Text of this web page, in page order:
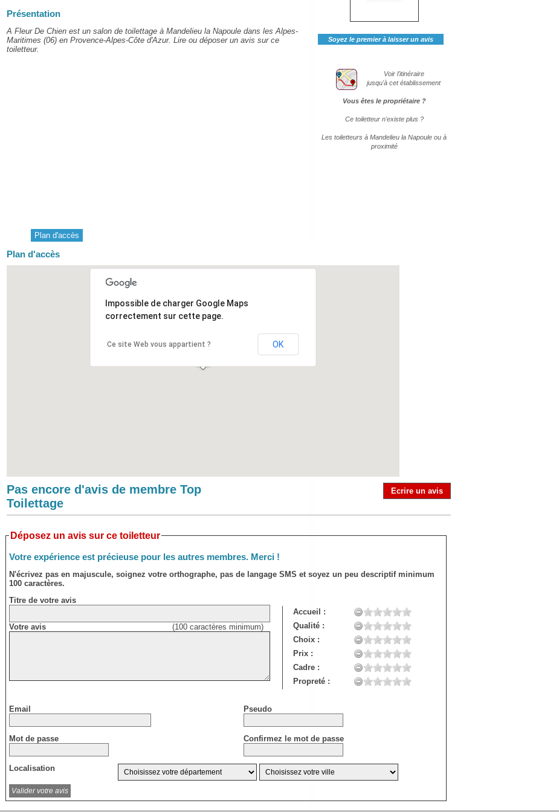
Présentation
A Fleur De Chien est un salon de toilettage à Mandelieu la Napoule dans les Alpes-
Maritimes (06) en Provence-Alpes-Côte d'Azur. Lire ou déposer un avis sur ce
toiletteur.
Soyez le premier à laisser un avis
Voir l'itinéraire
jusqu'à cet établissement
Vous êtes le propriétaire ?
Ce toiletteur n'existe plus ?
Les toiletteurs à Mandelieu la Napoule ou à
proximité
Plan d'accès
Plan d'accès
Impossible de charger Google Maps
correctement sur cette page.
Ce site Web vous appartient ? OK
Pas encore d'avis de membre Top
Toilettage
Ecrire un avis
Déposez un avis sur ce toiletteur
Votre expérience est précieuse pour les autres membres. Merci !
N'écrivez pas en majuscule, soignez votre orthographe, pas de langage SMS et soyez un peu descriptif minimum
100 caractères.
Titre de votre avis
Votre avis (100 caractères minimum)
Accueil :
Qualité :
Choix :
Prix :
Cadre :
Propreté :
Email Pseudo
Mot de passe Confirmez le mot de passe
Localisation